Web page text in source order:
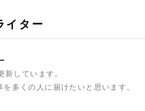
イター
新しています。
多くの人に届けたいと思います。